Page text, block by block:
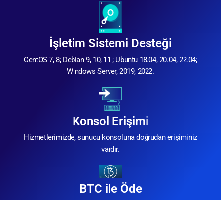
İşletim Sistemi Desteği
CentOS 7, 8; Debian 9, 10, 11 ; Ubuntu 18.04, 20.04, 22.04;
Windows Server, 2019, 2022.
Konsol Erişimi
Hizmetlerimizde, sunucu konsoluna doğrudan erişiminiz
vardır.
BTC ile Öde